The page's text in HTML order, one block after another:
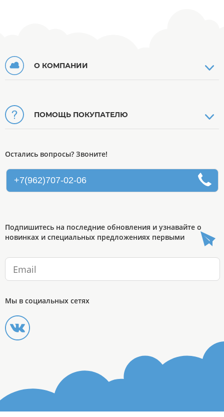
О КОМПАНИИ
ПОМОЩЬ ПОКУПАТЕЛЮ
Остались вопросы? Звоните!
+7(962)707-02-06
Подпишитесь на последние обновления и узнавайте о
новинках и специальных предложениях первыми
Мы в социальных сетях